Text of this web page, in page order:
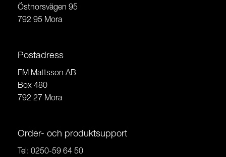
Östnorsvägen 95
792 95 Mora
Postadress
FM Mattsson AB
Box 480
792 27 Mora
Order- och produktsupport
Tel: 0250-59 64 50